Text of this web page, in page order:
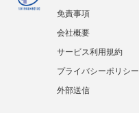
免責事項
会社概要
サービス利用規約
プライバシーポリシー
外部送信